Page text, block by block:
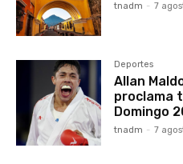
tnadm - 7
Deportes
Allan
proclama
Domingo
tnadm - 7